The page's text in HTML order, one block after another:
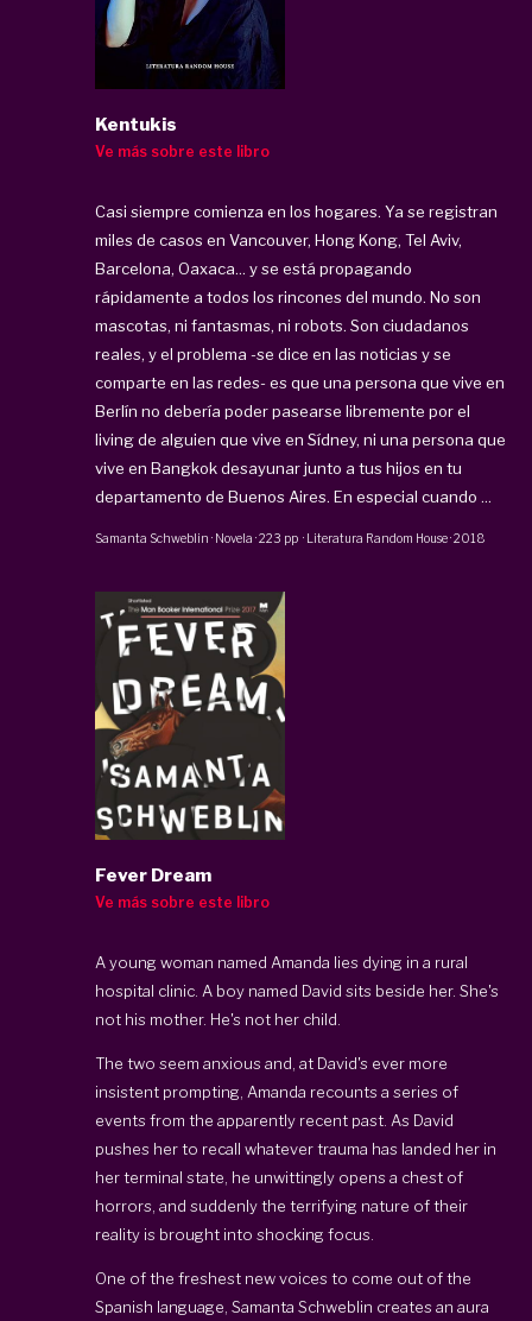
Kentukis
Ve más sobre este libro
Casi siempre comienza en los hogares. Ya se registran
miles de casos en Vancouver, Hong Kong, Tel Aviv,
Barcelona, Oaxaca... y se está propagando
rápidamente a todos los rincones del mundo. No son
mascotas, ni fantasmas, ni robots. Son ciudadanos
reales, y el problema -se dice en las noticias y se
comparte en las redes- es que una persona que vive en
Berlín no debería poder pasearse libremente por el
living de alguien que vive en Sídney, ni una persona que
vive en Bangkok desayunar junto a tus hijos en tu
departamento de Buenos Aires. En especial cuando ...
Samanta Schweblin · Novela ·223 pp · Literatura Random House·2018
Fever Dream
Ve más sobre este libro
A young woman named Amanda lies dying in a rural
hospital clinic. A boy named David sits beside her. She's
not his mother. He's not her child.
The two seem anxious and, at David's ever more
insistent prompting, Amanda recounts a series of
events from the apparently recent past. As David
pushes her to recall whatever trauma has landed her in
her terminal state, he unwittingly opens a chest of
horrors, and suddenly the terrifying nature of their
reality is brought into shocking focus.
One of the freshest new voices to come out of the
Spanish language, Samanta Schweblin creates an aura